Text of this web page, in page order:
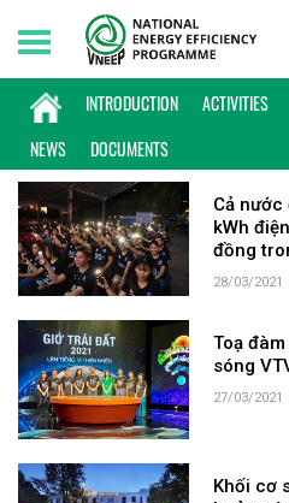
INTRODUCTION ACTIVITIES
NEWS
DOCUMENTS
Saturday, 08/08/2026 | 03:08 GMT+7
KEYWORD:
Cả
kWh
đồng
28/03/2021
Toạ
sóng
27/03/2021
Khối cơ